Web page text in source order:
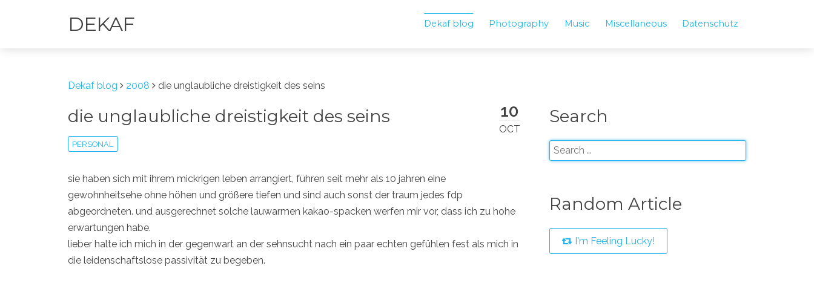
DEKAF Dekaf blog Photography Music Miscellaneous Datenschutz
Dekaf blog 2008 die unglaubliche dreistigkeit des seins
10
OCT
die unglaubliche dreistigkeit des seins
PERSONAL
sie haben sich mit ihrem mickrigen leben arrangiert, führen seit mehr als 10 jahren eine
gewohnheitsehe ohne höhen und größere tiefen und sind auch sonst der traum jedes fdp
abgeordneten. und ausgerechnet solche lauwarmen kakao-spacken werfen mir vor, dass ich zu hohe
erwartungen habe.
lieber halte ich mich in der gegenwart an der sehnsucht nach ein paar echten gefühlen fest als mich in
die leidenschaftslose passivität zu begeben.
Search
Random Article
I'm Feeling Lucky!